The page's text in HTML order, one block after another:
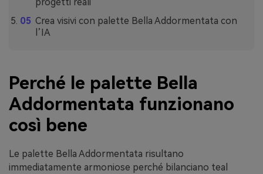
Crea visivi con palette Bella Addormentata con
l’IA
Perché le palette Bella
Addormentata funzionano
così bene
Le palette Bella Addormentata risultano
immediatamente armoniose perché bilanciano teal